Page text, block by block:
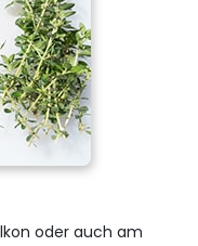
oder auch am